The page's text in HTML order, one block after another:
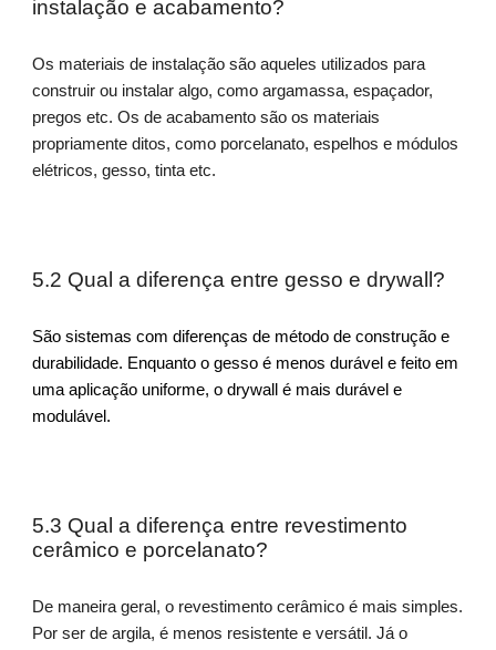
instalação e acabamento?
Os materiais de instalação são aqueles utilizados para
construir ou instalar algo, como argamassa, espaçador,
pregos etc. Os de acabamento são os materiais
propriamente ditos, como porcelanato, espelhos e módulos
elétricos, gesso, tinta etc.
5.2 Qual a diferença entre gesso e drywall?
São sistemas com diferenças de método de construção e
durabilidade. Enquanto o gesso é menos durável e feito em
uma aplicação uniforme, o drywall é mais durável e
modulável.
5.3 Qual a diferença entre revestimento
cerâmico e porcelanato?
De maneira geral, o revestimento cerâmico é mais simples.
Por ser de argila, é menos resistente e versátil. Já o